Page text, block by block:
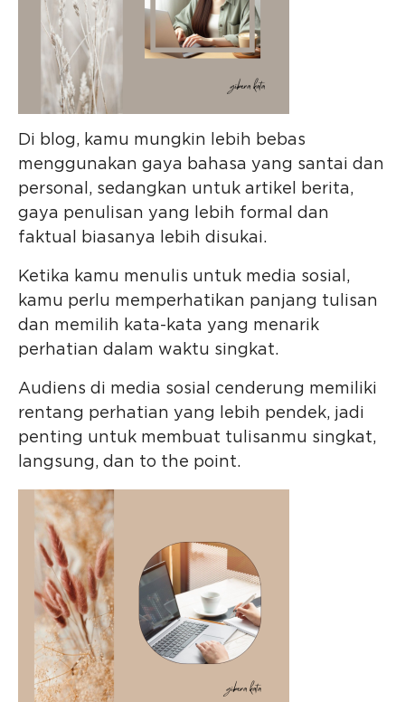
Di blog, kamu mungkin lebih bebas
menggunakan gaya bahasa yang santai dan
personal, sedangkan untuk artikel berita,
gaya penulisan yang lebih formal dan
faktual biasanya lebih disukai.
Ketika kamu menulis untuk media sosial,
kamu perlu memperhatikan panjang tulisan
dan memilih kata-kata yang menarik
perhatian dalam waktu singkat.
Audiens di media sosial cenderung memiliki
rentang perhatian yang lebih pendek, jadi
penting untuk membuat tulisanmu singkat,
langsung, dan to the point.